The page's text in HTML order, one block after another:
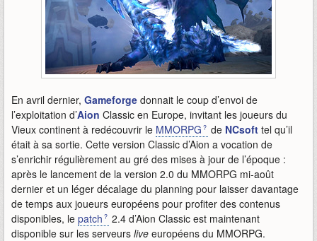
En avril dernier, Gameforge donnait le coup d’envoi de
l’exploitation d’Aion Classic en Europe, invitant les joueurs du
Vieux continent à redécouvrir le MMORPG de NCsoft tel qu’il
était à sa sortie. Cette version Classic d’Aion a vocation de
s’enrichir régulièrement au gré des mises à jour de l’époque :
après le lancement de la version 2.0 du MMORPG mi-août
dernier et un léger décalage du planning pour laisser davantage
de temps aux joueurs européens pour profiter des contenus
disponibles, le patch
2.4 d’Aion Classic est maintenant
disponible sur les serveurs live européens du MMORPG.